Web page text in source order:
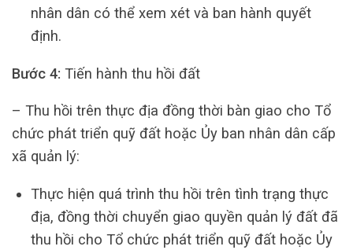
nhân dân có thể xem xét và ban hành quyết
định.
Bước 4: Tiến hành thu hồi đất
– Thu hồi trên thực địa đồng thời bàn giao cho Tổ
chức phát triển quỹ đất hoặc Ủy ban nhân dân cấp
xã quản lý:
Thực hiện quá trình thu hồi trên tình trạng thực
địa, đồng thời chuyển giao quyền quản lý đất đã
thu hồi cho Tổ chức phát triển quỹ đất hoặc Ủy